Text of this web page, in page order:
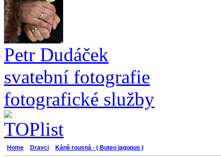
Petr Dudáček
svatební fotografie
fotografické služby
Home Dravci Káně rousná - ( Buteo lagopus )